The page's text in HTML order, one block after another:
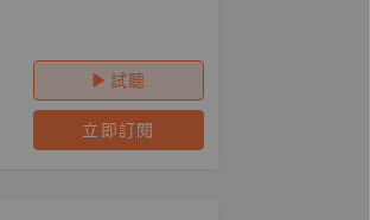
家委員會 #鏡萬象
試聽
立即訂閱